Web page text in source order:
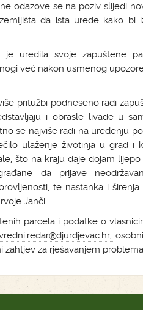
odazove se na poziv slijedi
da ista urede kako bi
je uredila svoje zapuštene
već nakon usmenog
pritužbi podneseno radi
i obrasle livade u
se najviše radi na uređenju
ulaženje životinja u grad i
što na kraju daje dojam
da prijave
te nastanka i
Janči.
parcela i podatke o
zahtjev za rješavanjem